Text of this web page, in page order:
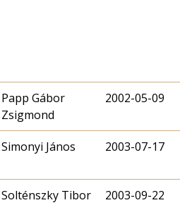
Papp Gábor
Zsigmond
2002-05-09
Simonyi János 2003-07-17
Solténszky Tibor 2003-09-22